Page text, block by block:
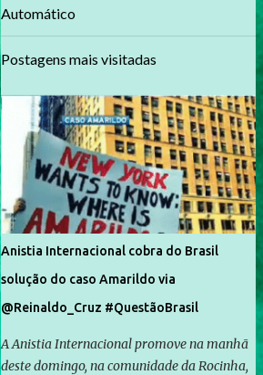
Automático
Postagens mais visitadas
Anistia Internacional cobra do Brasil
solução do caso Amarildo via
@Reinaldo_Cruz #QuestãoBrasil
A Anistia Internacional promove na manhã
deste domingo, na comunidade da Rocinha,